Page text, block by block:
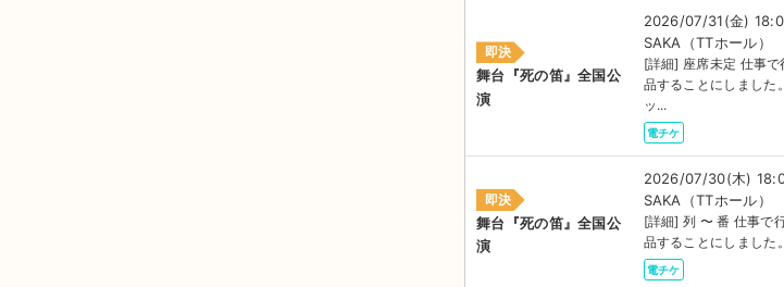
即決
舞台『死の笛』全国公
演
2026/07/31(金)
SAKA（TTホール）
[詳細] 座席未定 仕事
品することにしました
ッ...
電チケ
即決
舞台『死の笛』全国公
演
2026/07/30(木)
SAKA（TTホール）
[詳細] 列 〜 番 仕事で
品することにしました
電チケ